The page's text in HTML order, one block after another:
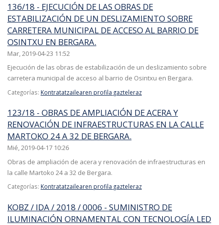
136/18 - EJECUCIÓN DE LAS OBRAS DE
ESTABILIZACIÓN DE UN DESLIZAMIENTO SOBRE
CARRETERA MUNICIPAL DE ACCESO AL BARRIO DE
OSINTXU EN BERGARA.
Mar, 2019-04-23 11:52
Ejecución de las obras de estabilización de un deslizamiento sobre
carretera municipal de acceso al barrio de Osintxu en Bergara.
Categorías: Kontratatzailearen profila gazteleraz
123/18 - OBRAS DE AMPLIACIÓN DE ACERA Y
RENOVACIÓN DE INFRAESTRUCTURAS EN LA CALLE
MARTOKO 24 A 32 DE BERGARA.
Mié, 2019-04-17 10:26
Obras de ampliación de acera y renovación de infraestructuras en
la calle Martoko 24 a 32 de Bergara.
Categorías: Kontratatzailearen profila gazteleraz
KOBZ / IDA / 2018 / 0006 - SUMINISTRO DE
ILUMINACIÓN ORNAMENTAL CON TECNOLOGÍA LED